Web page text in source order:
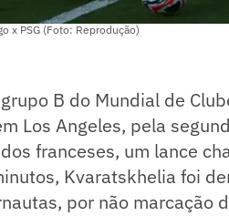
x PSG (Foto: Reprodução)
B do Mundial de
Los Angeles, pela
franceses, um lance
Kvaratskhelia foi
por não marcação